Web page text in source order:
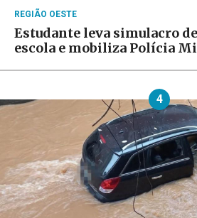
REGIÃO OESTE
Estudante leva simulacro
escola e mobiliza Polícia
4